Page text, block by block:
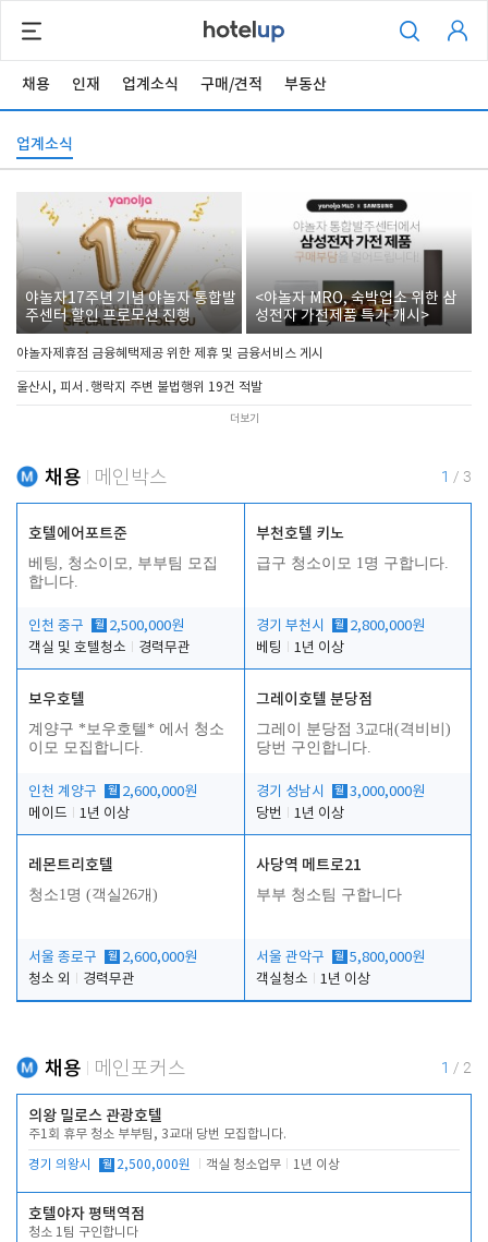
채용 인재 업계소식 구매/견적 부동산
업계소식
야놀자17주년 기념 야놀자 통합발
주센터 할인 프로모션 진행
<야놀자 MRO, 숙박업소 위한 삼
성전자 가전제품 특가 개시>
야놀자제휴점 금융혜택제공 위한 제휴 및 금융서비스 게시
울산시, 피서․행락지 주변 불법행위 19건 적발
더보기
채용 메인박스 1 / 3
호텔에어포트준
베팅, 청소이모, 부부팀 모집
합니다.
인천 중구 월 2,500,000원
객실 및 호텔청소
경력무관
부천호텔 키노
급구 청소이모 1명 구합니다.
경기 부천시 월 2,800,000원
베팅
1년 이상
보우호텔
계양구 *보우호텔* 에서 청소
이모 모집합니다.
인천 계양구 월 2,600,000원
메이드
1년 이상
그레이호텔 분당점
그레이 분당점 3교대(격비비)
당번 구인합니다.
경기 성남시 월 3,000,000원
당번
1년 이상
레몬트리호텔
청소1명 (객실26개)
서울 종로구 월 2,600,000원
청소 외
경력무관
사당역 메트로21
부부 청소팀 구합니다
서울 관악구 월 5,800,000원
객실청소
1년 이상
채용 메인포커스 1 / 2
의왕 밀로스 관광호텔
주1회 휴무 청소 부부팀, 3교대 당번 모집합니다.
경기 의왕시 월 2,500,000원 객실 청소업무 1년 이상
호텔야자 평택역점
청소 1팀 구인합니다